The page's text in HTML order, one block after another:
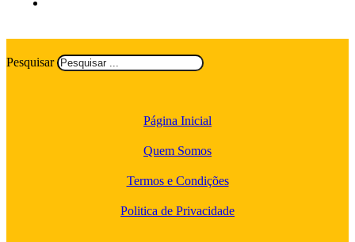
Pesquisar
Página Inicial
Quem Somos
Termos e Condições
Politica de Privacidade